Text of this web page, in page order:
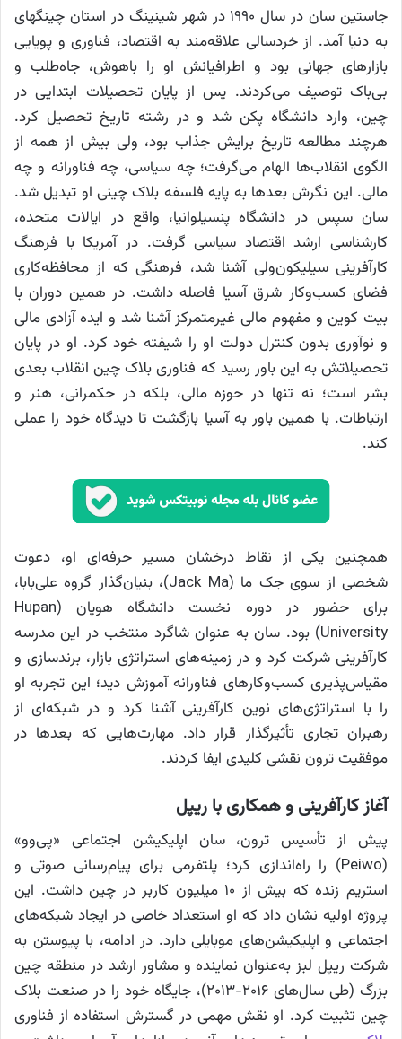
جاستین سان در سال ۱۹۹۰ در شهر شینینگ در استان چینگهای
به دنیا آمد. از خردسالی علاقه‌مند به اقتصاد، فناوری و پویایی
بازارهای جهانی بود و اطرافیانش او را باهوش، جاه‌طلب و
بی‌باک توصیف می‌کردند. پس از پایان تحصیلات ابتدایی در
چین، وارد دانشگاه پکن شد و در رشته تاریخ تحصیل کرد.
هرچند مطالعه تاریخ برایش جذاب بود، ولی بیش از همه از
الگوی انقلاب‌ها الهام می‌گرفت؛ چه سیاسی، چه فناورانه و چه
مالی. این نگرش بعدها به پایه فلسفه بلاک چینی او تبدیل شد.
سان سپس در دانشگاه پنسیلوانیا، واقع در ایالات متحده،
کارشناسی ارشد اقتصاد سیاسی گرفت. در آمریکا با فرهنگ
کارآفرینی سیلیکون‌ولی آشنا شد، فرهنگی که از محافظه‌کاری
فضای کسب‌وکار شرق آسیا فاصله داشت. در همین دوران با
بیت کوین و مفهوم مالی غیرمتمرکز آشنا شد و ایده آزادی مالی
و نوآوری بدون کنترل دولت او را شیفته خود کرد. او در پایان
تحصیلاتش به این باور رسید که فناوری بلاک چین انقلاب بعدی
بشر است؛ نه تنها در حوزه مالی، بلکه در حکمرانی، هنر و
ارتباطات. با همین باور به آسیا بازگشت تا دیدگاه خود را عملی
کند.
همچنین یکی از نقاط درخشان مسیر حرفه‌ای او، دعوت
شخصی از سوی جک ما (Jack Ma)، بنیان‌گذار گروه علی‌بابا،
برای حضور در دوره نخست دانشگاه هوپان (Hupan
University) بود. سان به عنوان شاگرد منتخب در این مدرسه
کارآفرینی شرکت کرد و در زمینه‌های استراتژی بازار، برندسازی و
مقیاس‌پذیری کسب‌وکارهای فناورانه آموزش دید؛ این تجربه او
را با استراتژی‌های نوین کارآفرینی آشنا کرد و در شبکه‌ای از
رهبران تجاری تأثیرگذار قرار داد. مهارت‌هایی که بعدها در
موفقیت ترون نقشی کلیدی ایفا کردند.
آغاز کارآفرینی و همکاری با ریپل
پیش از تأسیس ترون، سان اپلیکیشن اجتماعی «پی‌وو»
(Peiwo) را راه‌اندازی کرد؛ پلتفرمی برای پیام‌رسانی صوتی و
استریم زنده که بیش از ۱۰ میلیون کاربر در چین داشت. این
پروژه اولیه نشان داد که او استعداد خاصی در ایجاد شبکه‌های
اجتماعی و اپلیکیشن‌های موبایلی دارد. در ادامه، با پیوستن به
شرکت ریپل لبز به‌عنوان نماینده و مشاور ارشد در منطقه چین
بزرگ (طی سال‌های ۲۰۱۶-۲۰۱۳)، جایگاه خود را در صنعت بلاک
چین تثبیت کرد. او نقش مهمی در گسترش استفاده از فناوری